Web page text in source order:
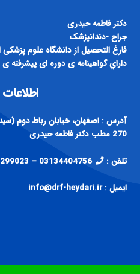
داراي گواهينامه ی دوره ای پيشرفته ی
تلفن : 03134404756 – 09138299023